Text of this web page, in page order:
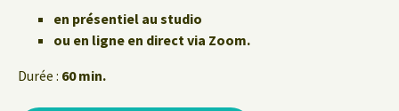
en présentiel au studio
ou en ligne en direct via Zoom.
Durée : 60 min.